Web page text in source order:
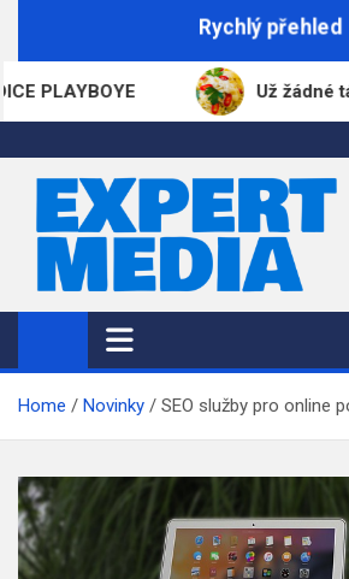
Rychlý přehled
Už žádné tápání u
ExpertMedia.cz
Magazín informací
Home Novinky SEO služby pro online